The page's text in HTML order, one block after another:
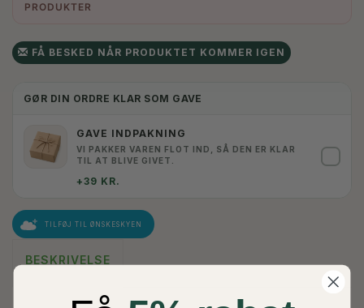
PRODUKTER
FÅ BESKED NÅR PRODUKTET KOMMER IGEN
GØR DIN ORDRE KLAR SOM GAVE
GAVE INDPAKNING
VI PAKKER VAREN FLOT IND, SÅ DEN ER KLAR
TIL AT BLIVE GIVET.
+39 KR.
TILFØJ TIL ØNSKESKYEN
BESKRIVELSE